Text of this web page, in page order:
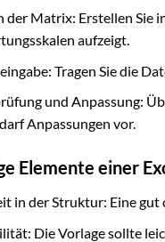
der Matrix: Erstellen Sie
aufzeigt.
Tragen Sie die
und Anpassung:
Anpassungen vor.
Elemente einer
in der Struktur: Eine
Die Vorlage sollte